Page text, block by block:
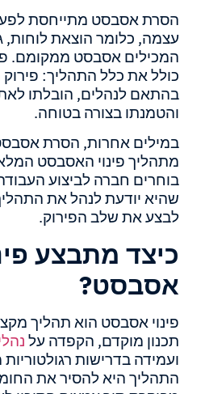
הסרת אסבסט מתייחסת
עצמה, כלומר הוצאת לוחות,
המכילים אסבסט ממקומם.
כולל את כלל התהליך: פירוק
בהתאם לנהלים, הובלתו
והטמנתו בצורה בטוחה.
במילים אחרות, הסרת
מתהליך פינוי האסבסט
בוחרים חברה לביצוע
שהיא יודעת לנהל את
לבצע את שלב הפירוק.
כיצד מתבצע
אסבסט?
פינוי אסבסט הוא תהליך
תכנון מוקדם, הקפדה על
ועמידה בדרישות
התהליך היא להסיר את